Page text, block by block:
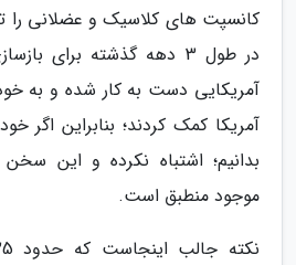
کانسپت های کلاسیک و عضلانی را
در طول 3 دهه گذشته برای
آمریکایی دست به کار شده و به
آمریکا کمک کردند؛ بنابراین اگر
بدانیم؛ اشتباه نکرده و این
موجود منطبق است.